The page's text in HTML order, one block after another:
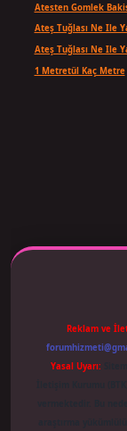
Atesten Gomlek
Ateş Tuğlası Ne Ile
Ateş Tuğlası Ne Ile
1 Metretül Kaç Metre
Reklam ve
Yasal Uyarı: